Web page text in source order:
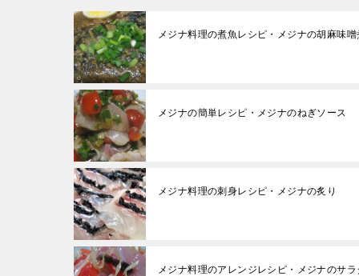
メジナ料理の煮魚レシピ・メジナの胡麻味噌
メジナの簡単レシピ・メジナのねぎソース
メジナ料理の刺身レシピ・メジナの炙り
メジナ料理のアレンジレシピ・メジナのサラ